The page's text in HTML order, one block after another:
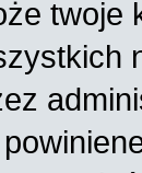
twoje